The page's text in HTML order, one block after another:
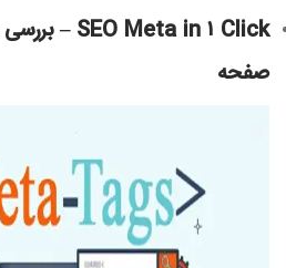
SEO Meta in ۱ Click –
صفحه